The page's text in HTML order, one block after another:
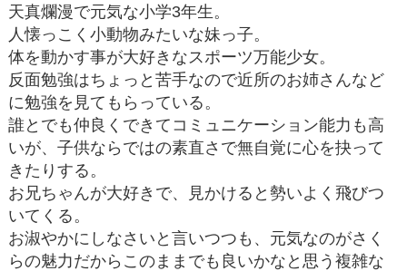
天真爛漫で元気な小学3年生。
人懐っこく小動物みたいな妹っ子。
体を動かす事が大好きなスポーツ万能少女。
反面勉強はちょっと苦手なので近所のお姉さんなど
に勉強を見てもらっている。
誰とでも仲良くできてコミュニケーション能力も高
いが、子供ならではの素直さで無自覚に心を抉って
きたりする。
お兄ちゃんが大好きで、見かけると勢いよく飛びつ
いてくる。
お淑やかにしなさいと言いつつも、元気なのがさく
らの魅力だからこのままでも良いかなと思う複雑な